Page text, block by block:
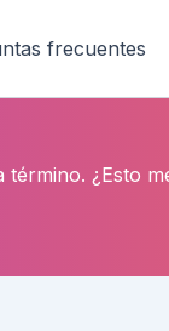
frecuentes
¿Esto